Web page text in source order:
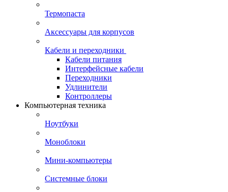
Термопаста
Аксессуары для корпусов
Кабели и переходники
Кабели питания
Интерфейсные кабели
Переходники
Удлинители
Контроллеры
Компьютерная техника
Ноутбуки
Моноблоки
Мини-компьютеры
Системные блоки